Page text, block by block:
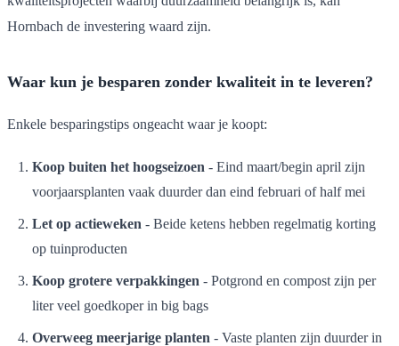
Hornbach de investering waard zijn.
Waar kun je besparen zonder kwaliteit in te leveren?
Enkele besparingstips ongeacht waar je koopt:
Koop buiten het hoogseizoen - Eind maart/begin april zijn
voorjaarsplanten vaak duurder dan eind februari of half mei
Let op actieweken - Beide ketens hebben regelmatig korting
op tuinproducten
Koop grotere verpakkingen - Potgrond en compost zijn per
liter veel goedkoper in big bags
Overweeg meerjarige planten - Vaste planten zijn duurder in